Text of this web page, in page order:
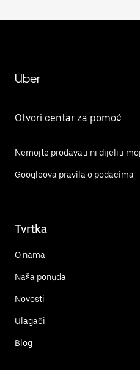
Uber
Otvori centar za pomoć
Nemojte prodavati ni dijeliti
Googleova pravila o podacima
Tvrtka
O nama
Naša ponuda
Novosti
Ulagači
Blog